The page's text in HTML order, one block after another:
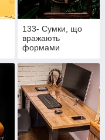
133- Сумки, що
вражають
формами